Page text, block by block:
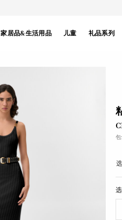
家居品&生活用品 儿童 礼品系列
包